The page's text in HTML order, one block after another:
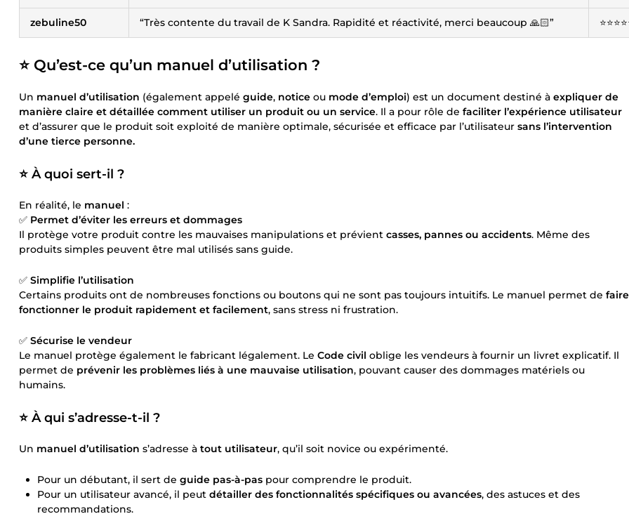
zebuline50 “Très contente du travail de K Sandra. Rapidité et réactivité, merci beaucoup 🙏🏻”
⭐️ Qu’est-ce qu’un manuel d’utilisation ?
Un manuel d’utilisation (également appelé guide, notice ou mode d’emploi) est un document destiné à expliquer de
manière claire et détaillée comment utiliser un produit ou un service. Il a pour rôle de faciliter l’expérience utilisateur
et d’assurer que le produit soit exploité de manière optimale, sécurisée et efficace par l’utilisateur sans l’intervention
d’une tierce personne.
⭐️ À quoi sert-il ?
En réalité, le manuel :
✅ Permet d’éviter les erreurs et dommages
Il protège votre produit contre les mauvaises manipulations et prévient casses, pannes ou accidents. Même des
produits simples peuvent être mal utilisés sans guide.
✅ Simplifie l’utilisation
Certains produits ont de nombreuses fonctions ou boutons qui ne sont pas toujours intuitifs. Le manuel permet de faire
fonctionner le produit rapidement et facilement, sans stress ni frustration.
✅ Sécurise le vendeur
Le manuel protège également le fabricant légalement. Le Code civil oblige les vendeurs à fournir un livret explicatif. Il
permet de prévenir les problèmes liés à une mauvaise utilisation, pouvant causer des dommages matériels ou
humains.
⭐️ À qui s’adresse-t-il ?
Un manuel d’utilisation s’adresse à tout utilisateur, qu’il soit novice ou expérimenté.
Pour un débutant, il sert de guide pas-à-pas pour comprendre le produit.
Pour un utilisateur avancé, il peut détailler des fonctionnalités spécifiques ou avancées, des astuces et des
recommandations.